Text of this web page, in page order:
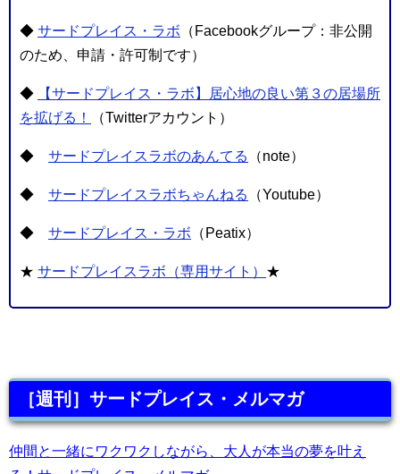
◆ サードプレイス・ラボ （Facebookグループ：非公開
のため、申請・許可制です）
◆
【サードプレイス・ラボ】居心地の良い第３の居場所
を拡げる！
（Twitterアカウント）
◆ サードプレイスラボのあんてる （note）
◆ サードプレイスラボちゃんねる （Youtube）
◆ サードプレイス・ラボ （Peatix）
★ サードプレイスラボ（専用サイト） ★
［週刊］サードプレイス・メルマガ
仲間と一緒にワクワクしながら、大人が本当の夢を叶え